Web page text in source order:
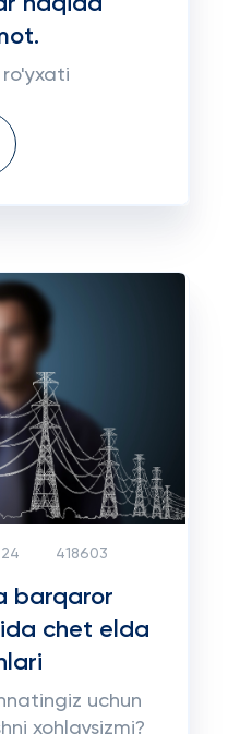
418603
barqaror
chet elda
uchun
xohlaysizmi?